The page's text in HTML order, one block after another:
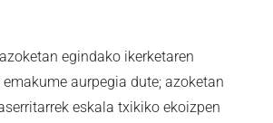
egindako ikerketaren
aurpegia dute; azoketan
eskala txikiko ekoizpen